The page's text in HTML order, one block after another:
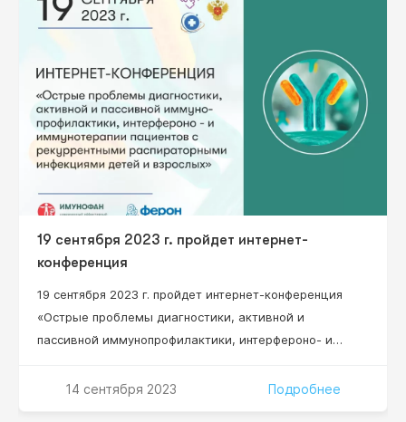
фундаментальной иммунологии, адаптивной
медицинской иммунологии и адаптационной
19 сентября 2023 г. пройдет интернет-
конференция
19 сентября 2023 г. пройдет интернет-конференция
«Острые проблемы диагностики, активной и
пассивной иммунопрофилактики, интерфероно- и
респираторными инфекциями, детей и взрослых»
14 сентября 2023 Подробнее